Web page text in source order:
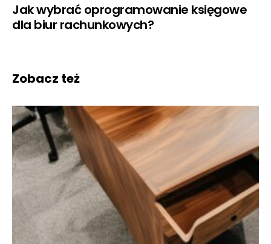
Jak wybrać oprogramowanie księgowe
dla biur rachunkowych?
Zobacz też